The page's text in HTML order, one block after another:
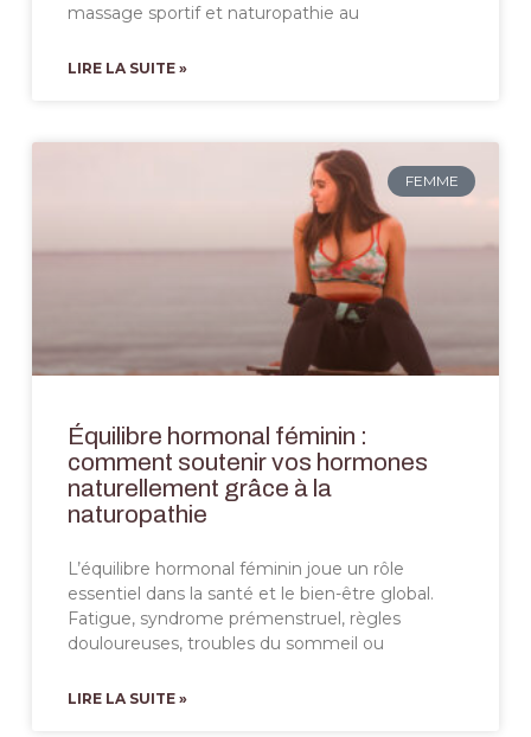
massage sportif et naturopathie au
LIRE LA SUITE »
FEMME
Équilibre hormonal féminin :
comment soutenir vos hormones
naturellement grâce à la
naturopathie
L’équilibre hormonal féminin joue un rôle
essentiel dans la santé et le bien-être global.
Fatigue, syndrome prémenstruel, règles
douloureuses, troubles du sommeil ou
LIRE LA SUITE »